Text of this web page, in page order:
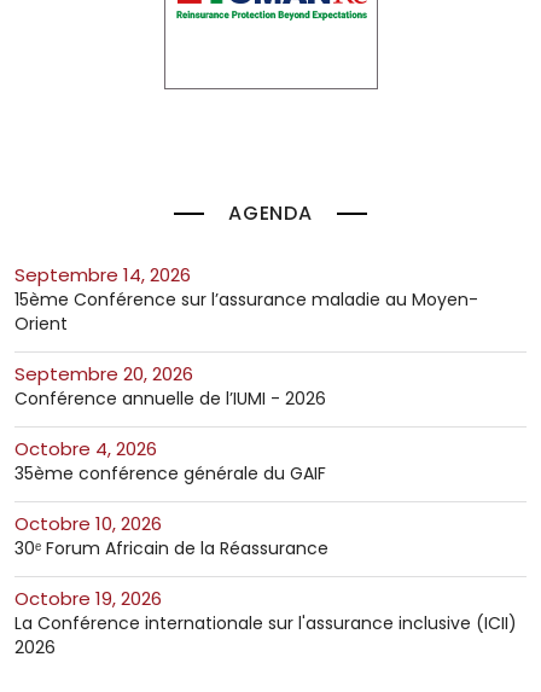
AGENDA
septembre 14, 2026
15ème Conférence sur l’assurance maladie au Moyen-
Orient
septembre 20, 2026
Conférence annuelle de l’IUMI - 2026
octobre 4, 2026
35ème conférence générale du GAIF
octobre 10, 2026
30ᵉ Forum Africain de la Réassurance
octobre 19, 2026
La Conférence internationale sur l'assurance inclusive (ICII)
2026